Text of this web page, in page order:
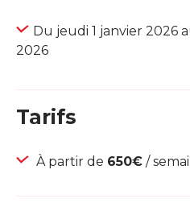
Du jeudi 1 janvier 2026
2026
Tarifs
À partir de 650€ /